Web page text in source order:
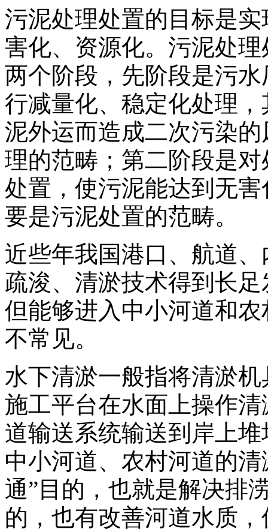
污泥处理处置的目标是
害化、资源化。污泥处
两个阶段，先阶段是污
行减量化、稳定化处理
泥外运而造成二次污染
理的范畴；第二阶段是
处置，使污泥能达到无
要是污泥处置的范畴。
近些年我国港口、航道
疏浚、清淤技术得到长
但能够进入中小河道和
不常见。
水下清淤一般指将清淤
施工平台在水面上操作
道输送系统输送到岸上堆
中小河道、农村河道的
通”目的，也就是解决排
的，也有改善河道水质